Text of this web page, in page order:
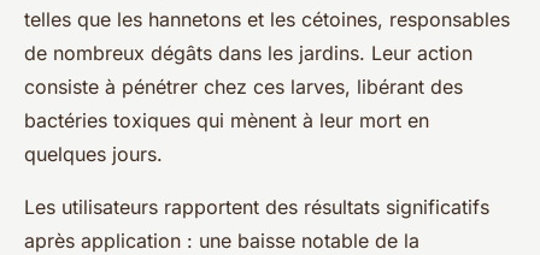
telles que les hannetons et les cétoines, responsables
de nombreux dégâts dans les jardins. Leur action
consiste à pénétrer chez ces larves, libérant des
bactéries toxiques qui mènent à leur mort en
quelques jours.
Les utilisateurs rapportent des résultats significatifs
après application : une baisse notable de la